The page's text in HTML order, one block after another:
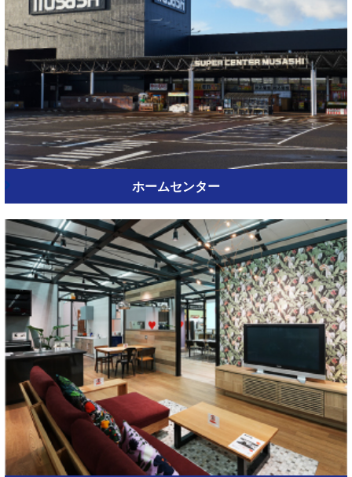
ホームセンター